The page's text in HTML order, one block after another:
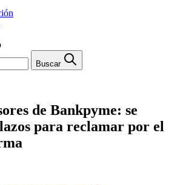
Buscar
de Bankpyme: se
para reclamar por el